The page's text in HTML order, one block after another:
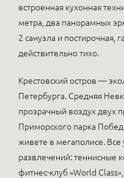
встроенная кухонная
метра, два панорамных
2 санузла и постирочная,
действительно тихо.
Крестовский остров —
Петербурга. Средняя
прозрачный воздух двух
Приморского парка
живете в мегаполисе. Все
развлечений: теннисные
фитнес-клуб «World